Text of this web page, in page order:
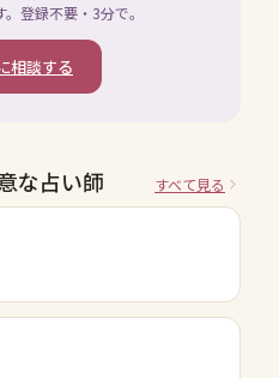
登録不要・3分で。
相談する
な占い師 すべて見る